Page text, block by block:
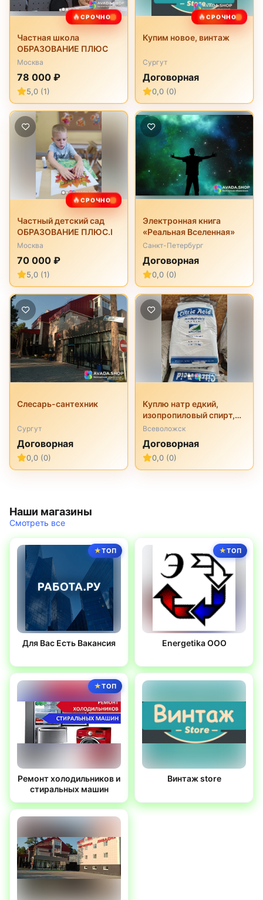
🔥СРОЧНО
Частная школа
ОБРАЗОВАНИЕ ПЛЮС
Москва
78 000 ₽
5,0 (1)
🔥СРОЧНО
Купим новое, винтаж
Сургут
Договорная
0,0 (0)
🔥СРОЧНО
Частный детский сад
ОБРАЗОВАНИЕ ПЛЮС.I
Москва
70 000 ₽
5,0 (1)
Электронная книга
«Реальная Вселенная»
Санкт-Петербург
Договорная
0,0 (0)
Слесарь-сантехник
Сургут
Договорная
0,0 (0)
Куплю натр едкий,
изопропиловый спирт,
перкарбонат натрия,
другую химию
неликвиды
Всеволожск
Договорная
0,0 (0)
Наши магазины
Смотреть все
ТОП
Для Вас Есть Вакансия
ТОП
Energetika OOO
ТОП
Ремонт холодильников и
стиральных машин
Винтаж store